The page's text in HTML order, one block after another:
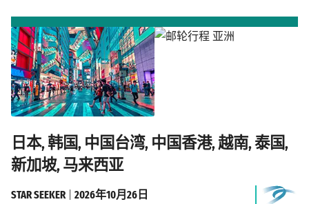
日本, 韩国, 中国台湾, 中国香港, 越南, 泰国,
新加坡, 马来西亚
STAR SEEKER| 2026年10月26日